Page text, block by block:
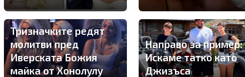
Тризначките редят
молитви пред
Иверската Божия
майка от Хонолулу
Направо за пример:
Искаме татко като
Джизъса